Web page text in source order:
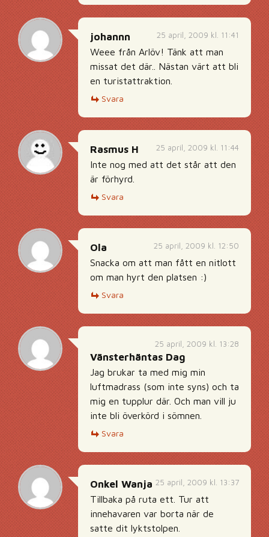
25 april, 2009 kl. 11:41
johannn
Weee från Arlöv! Tänk att man
missat det där.. Nästan värt att bli
en turistattraktion.
Svara
25 april, 2009 kl. 11:44
Rasmus H
Inte nog med att det står att den
är förhyrd.
Svara
25 april, 2009 kl. 12:50
Ola
Snacka om att man fått en nitlott
om man hyrt den platsen :)
Svara
25 april, 2009 kl. 13:28
Vänsterhäntas Dag
Jag brukar ta med mig min
luftmadrass (som inte syns) och ta
mig en tupplur där. Och man vill ju
inte bli överkörd i sömnen.
Svara
25 april, 2009 kl. 13:37
Onkel Wanja
Tillbaka på ruta ett. Tur att
innehavaren var borta när de
satte dit lyktstolpen.